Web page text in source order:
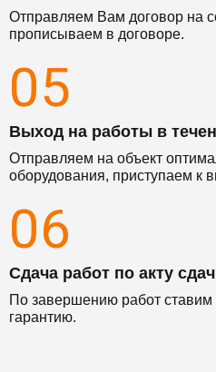
Отправляем Вам договор на
прописываем в договоре.
05
Выход на работы в
Отправляем на объект
оборудования, приступаем к
06
Сдача работ по акту
По завершению работ ставим
гарантию.